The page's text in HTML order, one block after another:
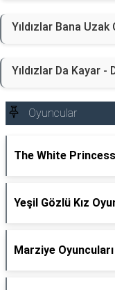
Yıldızlar Bana
Yıldızlar Da Kayar -
Oyuncular
The White
Yeşil Gözlü Kız
Marziye